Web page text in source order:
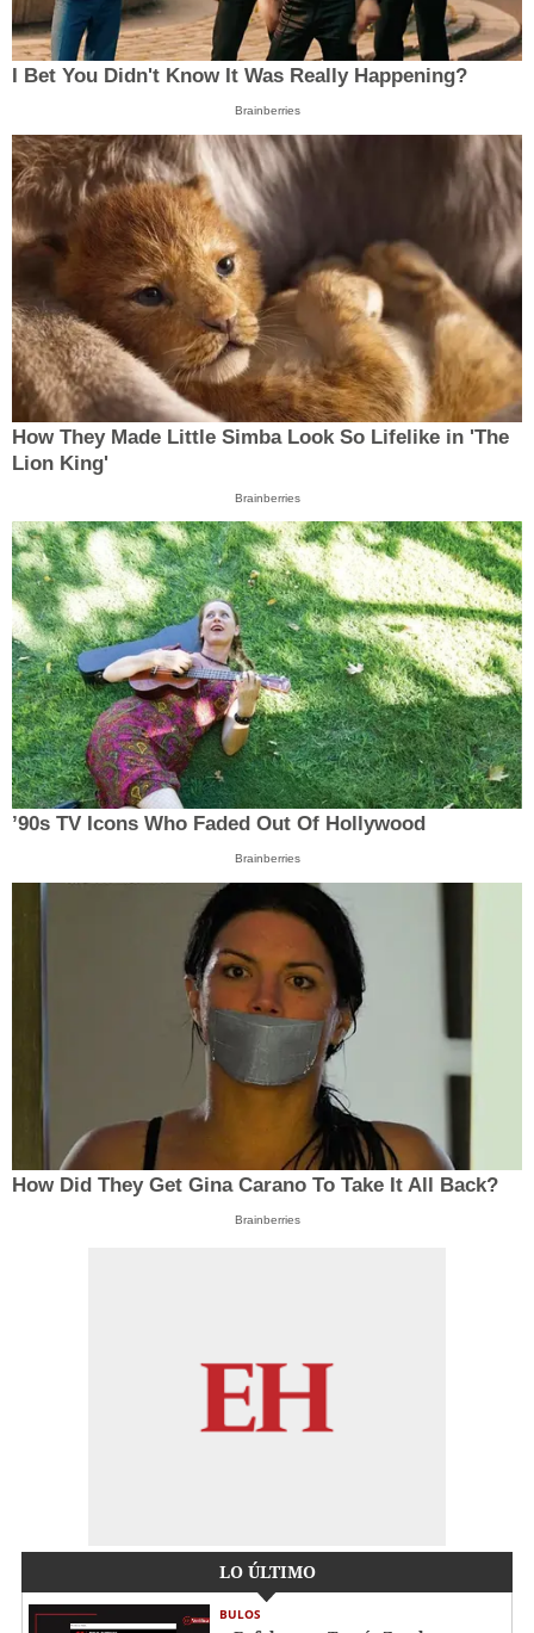
I Bet You Didn't Know It Was Really Happening?
Brainberries
How They Made Little Simba Look So Lifelike in 'The
Lion King'
Brainberries
’90s TV Icons Who Faded Out Of Hollywood
Brainberries
How Did They Get Gina Carano To Take It All Back?
Brainberries
LO ÚLTIMO
BULOS